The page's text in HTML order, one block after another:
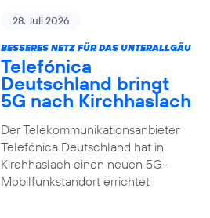
28. Juli 2026
BESSERES NETZ FÜR DAS UNTERALLGÄU
Telefónica
Deutschland bringt
5G nach Kirchhaslach
Der Telekommunikationsanbieter
Telefónica Deutschland hat in
Kirchhaslach einen neuen 5G-
Mobilfunkstandort errichtet